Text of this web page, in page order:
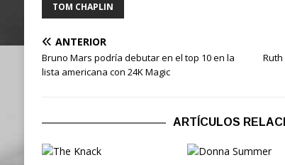
TOM CHAPLIN
ANTERIOR
Bruno Mars podría debutar en el top 10 en la
lista americana con 24K Magic
ARTÍCULOS